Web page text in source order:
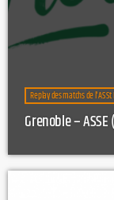
Replay des matchs de l'AS
Grenoble –